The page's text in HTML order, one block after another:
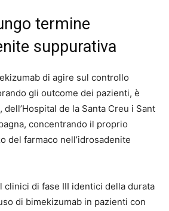
termine
suppurativa
di agire sul controllo
gli outcome dei pazienti, è
dell’Hospital de la Santa Creu i Sant
concentrando il proprio
del farmaco nell’idrosadenite
clinici di fase III identici della durata
di bimekizumab in pazienti con